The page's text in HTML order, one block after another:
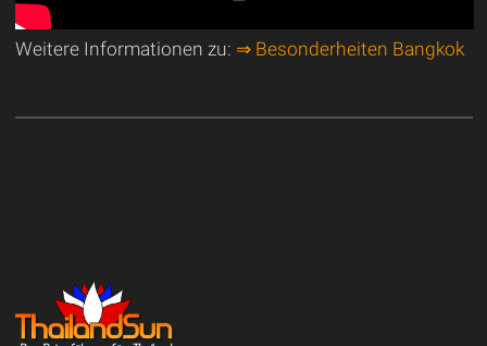
Weitere Informationen zu: ⇒ Besonderheiten Bangkok